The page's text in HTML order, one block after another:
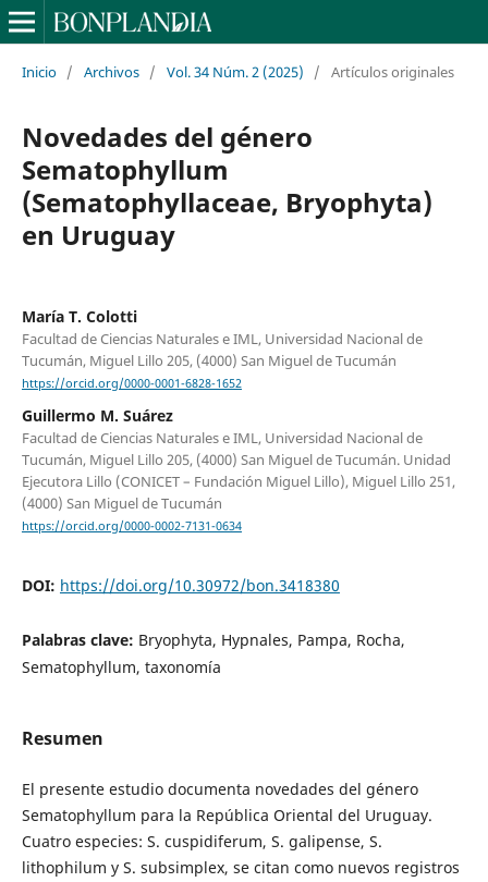
Inicio / Archivos / Vol. 34 Núm. 2 (2025) / Artículos originales
Novedades del género
Sematophyllum
(Sematophyllaceae, Bryophyta)
en Uruguay
María T. Colotti
Facultad de Ciencias Naturales e IML, Universidad Nacional de
Tucumán, Miguel Lillo 205, (4000) San Miguel de Tucumán
https://orcid.org/0000-0001-6828-1652
Guillermo M. Suárez
Facultad de Ciencias Naturales e IML, Universidad Nacional de
Tucumán, Miguel Lillo 205, (4000) San Miguel de Tucumán. Unidad
Ejecutora Lillo (CONICET – Fundación Miguel Lillo), Miguel Lillo 251,
(4000) San Miguel de Tucumán
https://orcid.org/0000-0002-7131-0634
DOI: https://doi.org/10.30972/bon.3418380
Palabras clave: Bryophyta, Hypnales, Pampa, Rocha,
Sematophyllum, taxonomía
Resumen
El presente estudio documenta novedades del género
Sematophyllum para la República Oriental del Uruguay.
Cuatro especies: S. cuspidiferum, S. galipense, S.
lithophilum y S. subsimplex, se citan como nuevos registros